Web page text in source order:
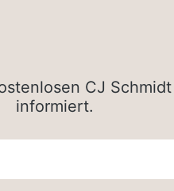
CJ
informiert.